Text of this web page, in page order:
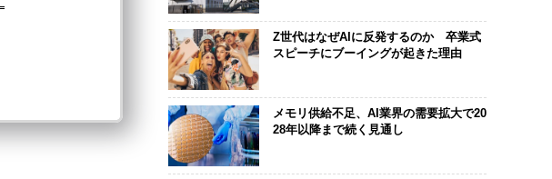
Z世代はなぜAIに反発するのか 卒業式
スピーチにブーイングが起きた理由
メモリ供給不足、AI業界の需要拡大で20
28年以降まで続く見通し